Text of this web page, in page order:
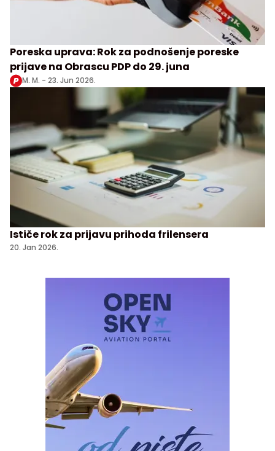
Poreska uprava: Rok za podnošenje poreske
prijave na Obrascu PDP do 29. juna
M. M. - 23. Jun 2026.
Ističe rok za prijavu prihoda frilensera
20. Jan 2026.